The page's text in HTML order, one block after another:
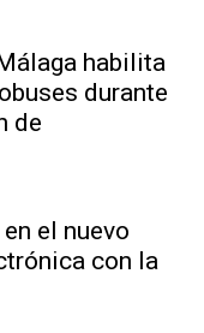
habilita
durante
de
el nuevo
con la